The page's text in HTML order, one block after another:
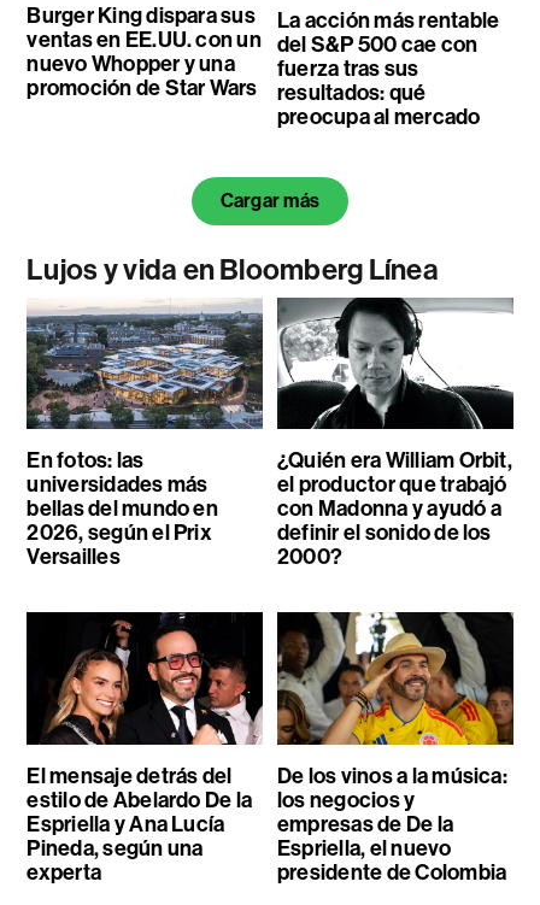
Burger King dispara sus
ventas en EE.UU. con un
nuevo Whopper y una
promoción de Star Wars
La acción más rentable
del S&P 500 cae con
fuerza tras sus
resultados: qué
preocupa al mercado
Cargar más
Lujos y vida en Bloomberg Línea
En fotos: las
universidades más
bellas del mundo en
2026, según el Prix
Versailles
¿Quién era William Orbit,
el productor que trabajó
con Madonna y ayudó a
definir el sonido de los
2000?
El mensaje detrás del
estilo de Abelardo De la
Espriella y Ana Lucía
Pineda, según una
experta
De los vinos a la música:
los negocios y
empresas de De la
Espriella, el nuevo
presidente de Colombia